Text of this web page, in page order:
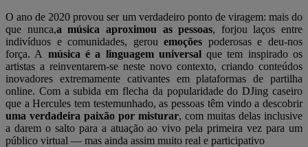
O ano de 2020 provou ser um verdadeiro ponto de viragem: mais do
que nunca,a música aproximou as pessoas, forjou laços entre
indivíduos e comunidades, gerou emoções poderosas e deu-nos
força. A música é a linguagem universalque tem inspirado os
artistas a reinventarem-se neste novo contexto, criando conteúdos
inovadores extremamente cativantes em plataformas de partilha
online. Com a subida em flecha da popularidade do DJing caseiro
que a Hercules tem testemunhado, as pessoas têm vindo a descobrir
uma verdadeira paixão por misturar, com muitas delas inclusive
a darem o salto para a atuação ao vivo pela primeira vez para um
público virtual — mas ainda assim muito real e participativo